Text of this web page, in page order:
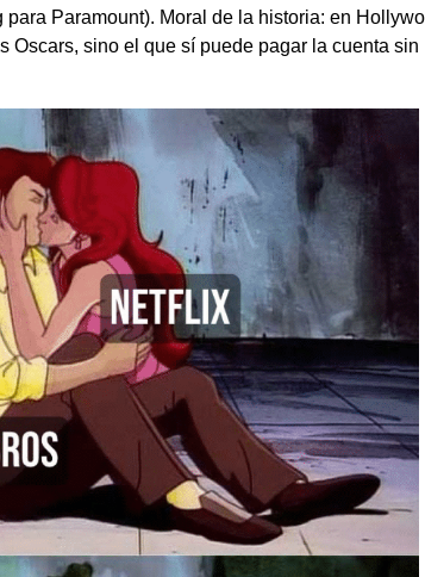
Paramount). Moral de la historia: en
Oscars, sino el que sí puede pagar la cuenta sin